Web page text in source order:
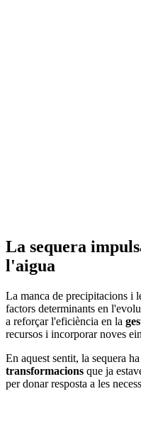
La sequera
l'aigua
La manca de precipitacions i
factors determinants en
a reforçar l'eficiència en la
recursos i incorporar noves
En aquest sentit, la sequera
transformacions que ja
per donar resposta a les